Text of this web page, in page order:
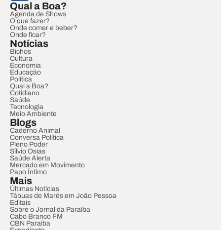
Qual a Boa?
Agenda de Shows
O que fazer?
Onde comer e beber?
Onde ficar?
Notícias
Bichos
Cultura
Economia
Educação
Política
Qual a Boa?
Cotidiano
Saúde
Tecnologia
Meio Ambiente
Blogs
Caderno Animal
Conversa Política
Pleno Poder
Sílvio Osias
Saúde Alerta
Mercado em Movimento
Papo Íntimo
Mais
Últimas Notícias
Tábuas de Marés em João Pessoa
Editais
Sobre o Jornal da Paraíba
Cabo Branco FM
CBN Paraíba